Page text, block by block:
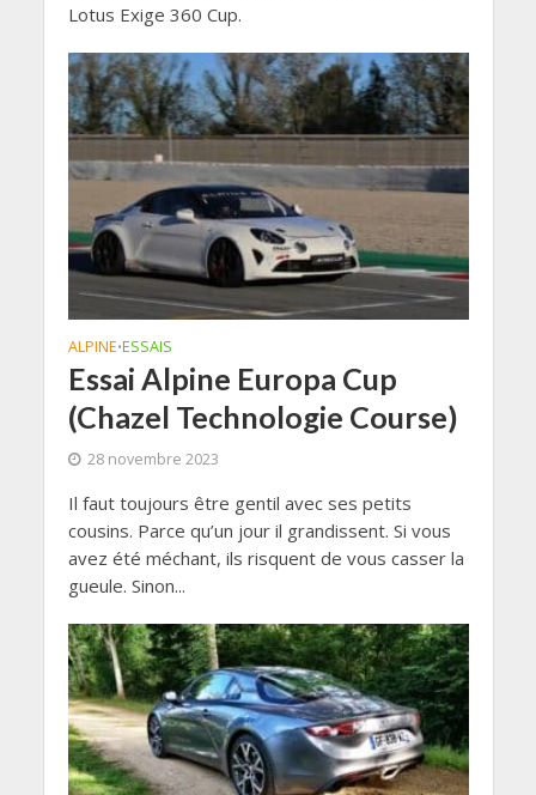
Lotus Exige 360 Cup.
ALPINE•ESSAIS
Essai Alpine Europa Cup
(Chazel Technologie Course)
28 novembre 2023
Il faut toujours être gentil avec ses petits
cousins. Parce qu’un jour il grandissent. Si vous
avez été méchant, ils risquent de vous casser la
gueule. Sinon...